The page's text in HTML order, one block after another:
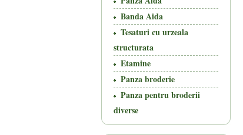
Banda Aida
Tesaturi cu urzeala
structurata
Etamine
Panza broderie
Panza pentru broderii
diverse